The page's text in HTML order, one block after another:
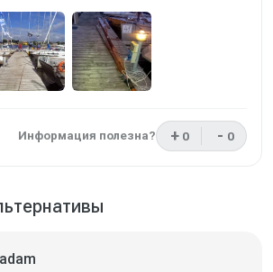
Информация полезна? +Отзыв был
0 - Отзыв
0